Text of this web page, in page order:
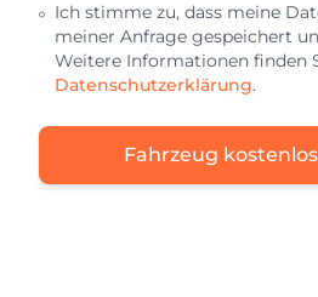
Ich stimme zu, dass meine
meiner Anfrage gespeichert
Weitere Informationen finden
Datenschutzerklärung.
Fahrzeug